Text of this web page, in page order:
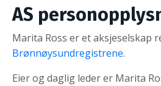
AS
Marita Ross er et aksjeselskap
Brønnøysundregistrene.
Eier og daglig leder er Marita